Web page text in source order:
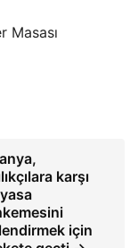
Masası
karşı
için